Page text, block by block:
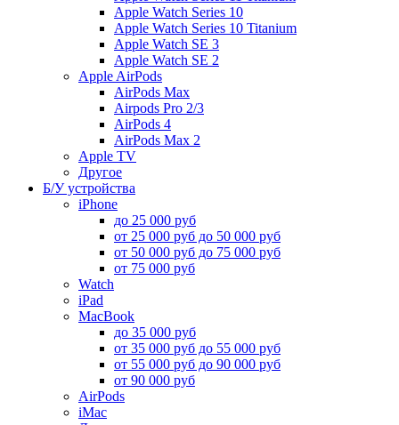
Apple Watch Series 10
Apple Watch Series 10 Titanium
Apple Watch SE 3
Apple Watch SE 2
Apple AirPods
AirPods Max
Airpods Pro 2/3
AirPods 4
AirPods Max 2
Apple TV
Другое
Б/У устройства
iPhone
до 25 000 руб
от 25 000 руб до 50 000 руб
от 50 000 руб до 75 000 руб
от 75 000 руб
Watch
iPad
MacBook
до 35 000 руб
от 35 000 руб до 55 000 руб
от 55 000 руб до 90 000 руб
от 90 000 руб
AirPods
iMac